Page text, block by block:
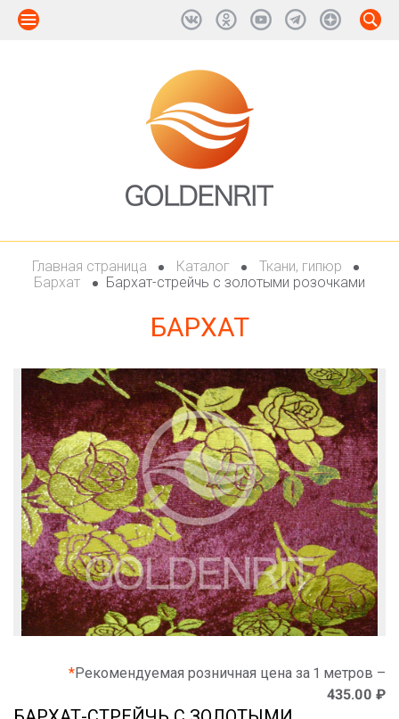
Главная страница Каталог
Ткани, гипюр
Бархат
Бархат-стрейчь с золотыми розочками
БАРХАТ
*Рекомендуемая розничная цена за 1 метров –
435.00 ₽